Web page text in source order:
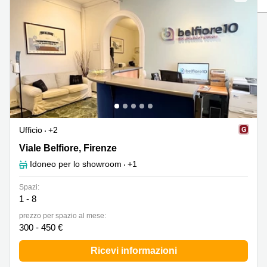
Pescara
Verona
Catania
Bologna
Bergamo
Como
Napoli
Pescara
Coworking
Lombardy
Business
center
Toscana
Business
center
Business
center
Coworking
Campania
Coworking
Cagliari
Coworking
Ufficio
+2
Viale Belfiore 10, Firenze, Firenze
Viale Belfiore, Firenze
Idoneo per lo showroom +1
Spazi:
1 - 8
prezzo per spazio al mese:
300 - 450 €
Ricevi informazioni